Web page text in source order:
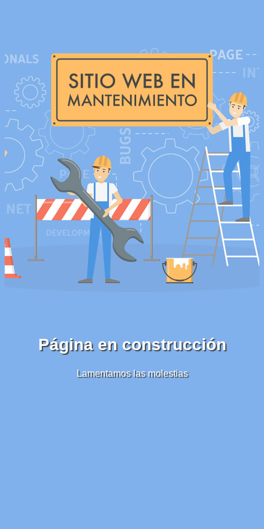
Página en construcción
Lamentamos las molestias